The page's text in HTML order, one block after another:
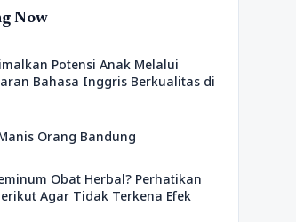
Now
Potensi Anak Melalui
Bahasa Inggris Berkualitas di
Orang Bandung
Obat Herbal? Perhatikan
Agar Tidak Terkena Efek